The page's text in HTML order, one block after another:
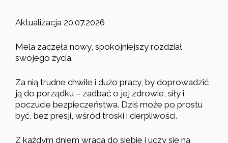
Aktualizacja 20.07.2026
Mela zaczęła nowy, spokojniejszy rozdział
swojego życia.
Za nią trudne chwile i dużo pracy, by doprowadzić
ją do porządku – zadbać o jej zdrowie, siły i
poczucie bezpieczeństwa. Dziś może po prostu
być, bez presji, wśród troski i cierpliwości.
Z każdym dniem wraca do siebie i uczy się na